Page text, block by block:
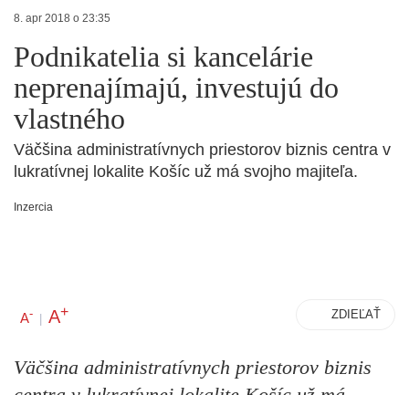
8. apr 2018 o 23:35
Podnikatelia si kancelárie
neprenajímajú, investujú do
vlastného
Väčšina administratívnych priestorov biznis centra v
lukratívnej lokalite Košíc už má svojho majiteľa.
Inzercia
A- | A+ ZDIEĽAŤ
Väčšina administratívnych priestorov biznis